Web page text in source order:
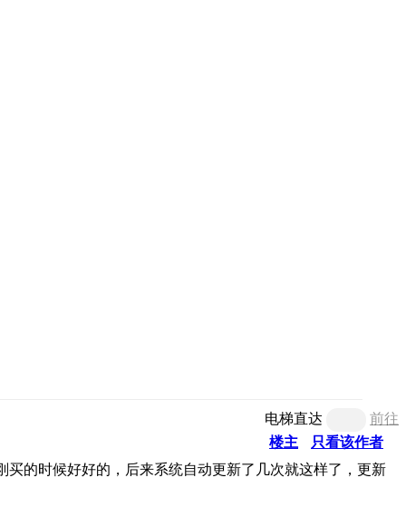
电梯直达
前往
楼主
只看该作者
的时候好好的，后来系统自动更新了几次就这样了，更新